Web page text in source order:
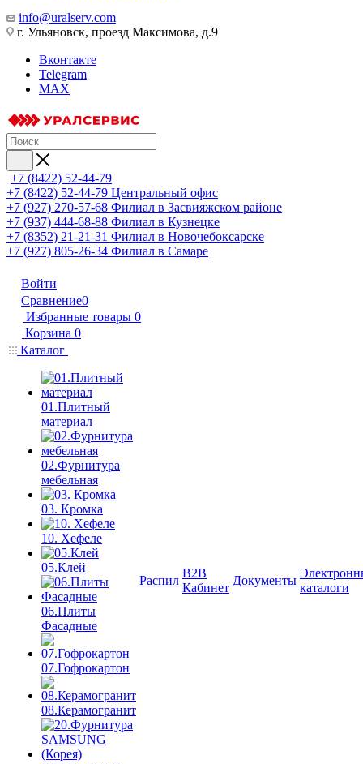
info@uralserv.com
г. Ульяновск, проезд Максимова, д.9
Вконтакте
Telegram
MAX
+7 (8422) 52-44-79
+7 (8422) 52-44-79 Центральный офис
+7 (927) 270-57-68 Филиал в Засвияжском районе
+7 (937) 444-68-88 Филиал в Кузнецке
+7 (8352) 21-21-31 Филиал в Новочебоксарске
+7 (927) 805-26-34 Филиал в Самаре
Войти
Сравнение0
Избранные товары 0
Корзина 0
Каталог
01.Плитный
материал
02.Фурнитура
мебельная
03. Кромка
10. Хефеле
05.Клей
06.Плиты
Фасадные
07.Гофрокартон
08.Керамогранит
Распил
B2B
Кабинет
Документы
каталоги